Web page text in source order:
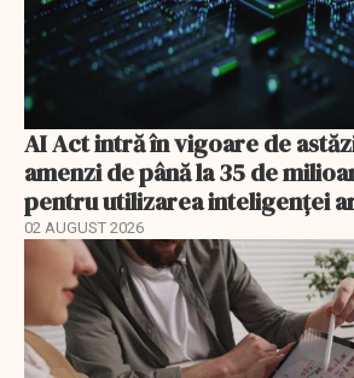
AI Act intră în vigoare de
amenzi de până la 35 de
pentru utilizarea inteligenței
02 AUGUST 2026